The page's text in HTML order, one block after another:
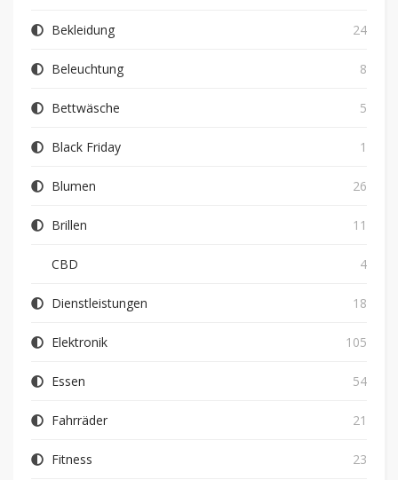
Bekleidung 24
Beleuchtung 8
Bettwäsche 5
Black Friday 1
Blumen 26
Brillen 11
CBD 4
Dienstleistungen 18
Elektronik 105
Essen 54
Fahrräder 21
Fitness 23